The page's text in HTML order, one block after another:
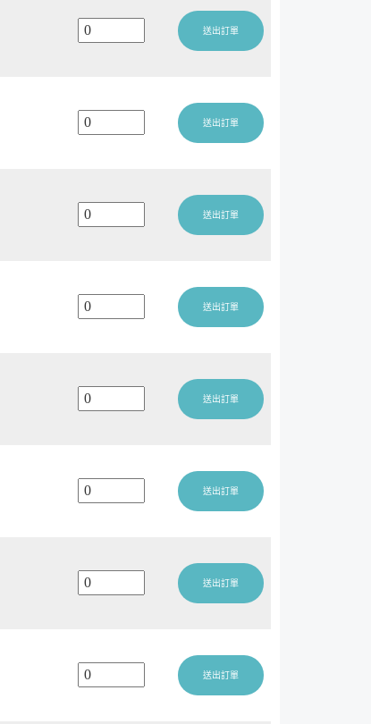
送出訂單
送出訂單
送出訂單
送出訂單
送出訂單
送出訂單
送出訂單
送出訂單